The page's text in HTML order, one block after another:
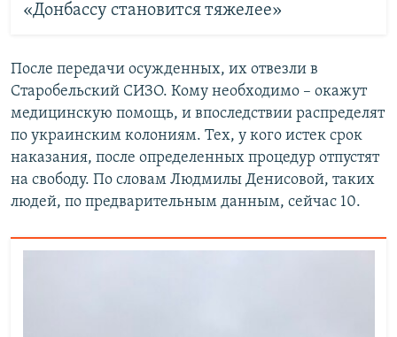
«Донбассу становится тяжелее»
После передачи осужденных, их отвезли в
Старобельский СИЗО. Кому необходимо – окажут
медицинскую помощь, и впоследствии распределят
по украинским колониям. Тех, у кого истек срок
наказания, после определенных процедур отпустят
на свободу. По словам Людмилы Денисовой, таких
людей, по предварительным данным, сейчас 10.